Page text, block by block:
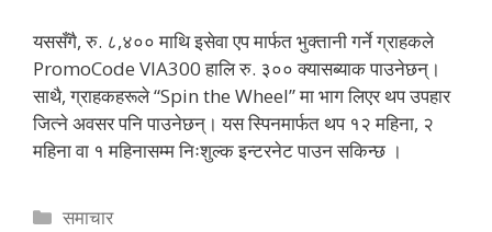
यससँगै, रु. ८,४०० माथि इसेवा एप मार्फत भुक्तानी गर्ने ग्राहकले
PromoCode VIA300 हालि रु. ३०० क्यासब्याक पाउनेछन्।
साथै, ग्राहकहरूले “Spin the Wheel” मा भाग लिएर थप उपहार
जित्ने अवसर पनि पाउनेछन्। यस स्पिनमार्फत थप १२ महिना, २
महिना वा १ महिनासम्म निःशुल्क इन्टरनेट पाउन सकिन्छ ।
Categories
समाचार